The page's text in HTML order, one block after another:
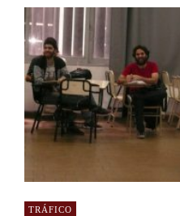
TRÁFICO